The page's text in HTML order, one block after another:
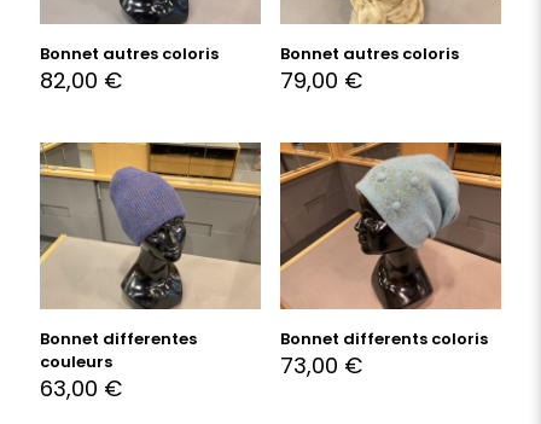
Bonnet autres coloris
82,00 €
Bonnet autres coloris
79,00 €
Bonnet differentes
couleurs
63,00 €
Bonnet differents coloris
73,00 €